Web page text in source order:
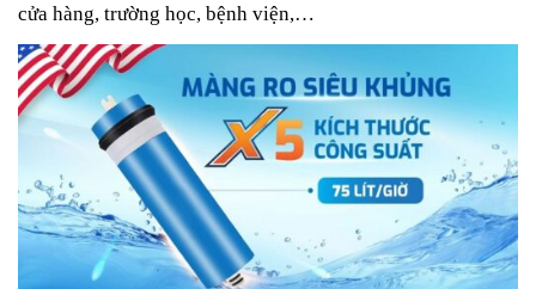
cửa hàng, trường học, bệnh viện,…